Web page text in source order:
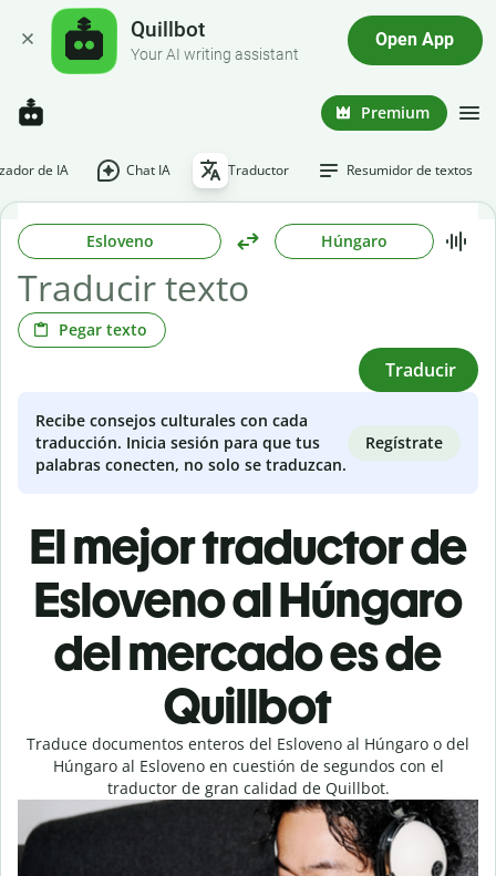
Quillbot
Your AI writing assistant
Open App
Premium
de IA Chat IA Traductor Resumidor de textos
Esloveno Húngaro
Pegar texto
Traducir
Recibe consejos culturales con cada
traducción. Inicia sesión para que tus
palabras conecten, no solo se traduzcan.
Regístrate
El mejor traductor de
Esloveno al Húngaro
del mercado es de
Quillbot
Traduce documentos enteros del Esloveno al Húngaro o del
Húngaro al Esloveno en cuestión de segundos con el
traductor de gran calidad de Quillbot.